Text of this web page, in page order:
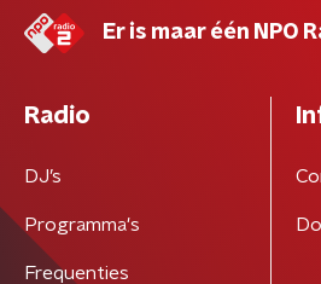
Er is maar één NPO
Radio
DJ’s
Programma's
Frequenties